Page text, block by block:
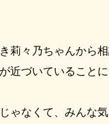
莉々乃ちゃんから相
近づいていること
ゃなくて、みんな